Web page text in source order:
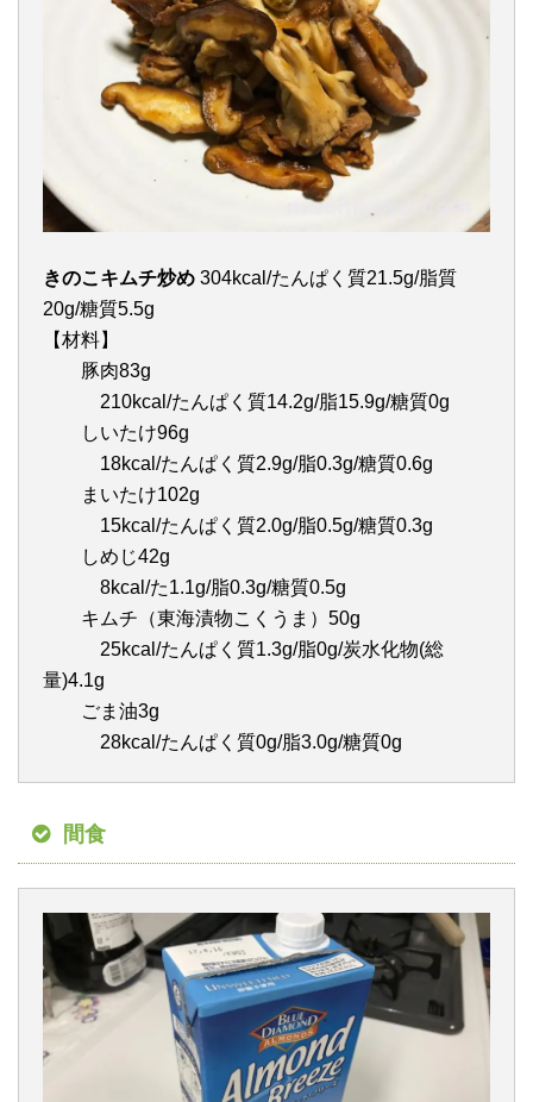
きのこキムチ炒め 304kcal/たんぱく質21.5g/脂質
20g/糖質5.5g
【材料】
豚肉83g
210kcal/たんぱく質14.2g/脂15.9g/糖質0g
しいたけ96g
18kcal/たんぱく質2.9g/脂0.3g/糖質0.6g
まいたけ102g
15kcal/たんぱく質2.0g/脂0.5g/糖質0.3g
しめじ42g
8kcal/た1.1g/脂0.3g/糖質0.5g
キムチ（東海漬物こくうま）50g
25kcal/たんぱく質1.3g/脂0g/炭水化物(総
量)4.1g
ごま油3g
28kcal/たんぱく質0g/脂3.0g/糖質0g
間食